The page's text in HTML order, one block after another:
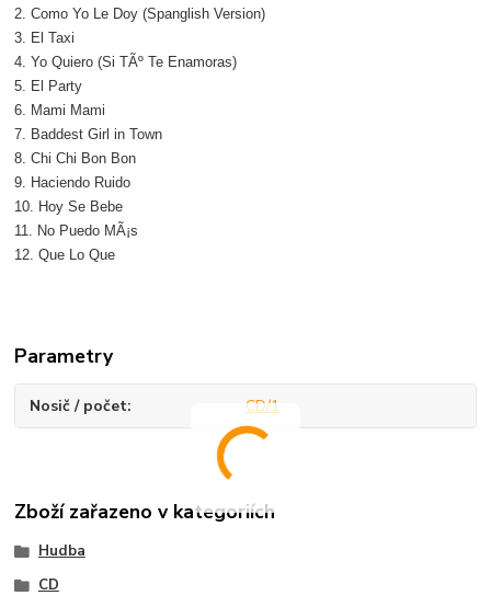
2. Como Yo Le Doy (Spanglish Version)
3. El Taxi
4. Yo Quiero (Si TÃº Te Enamoras)
5. El Party
6. Mami Mami
7. Baddest Girl in Town
8. Chi Chi Bon Bon
9. Haciendo Ruido
10. Hoy Se Bebe
11. No Puedo MÃ¡s
12. Que Lo Que
Parametry
Nosič / počet CD/1
Zboží zařazeno v kategoriích
Hudba
CD